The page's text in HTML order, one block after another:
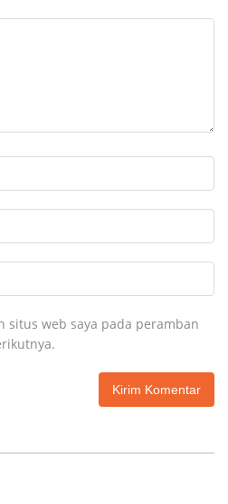
situs web saya pada peramban